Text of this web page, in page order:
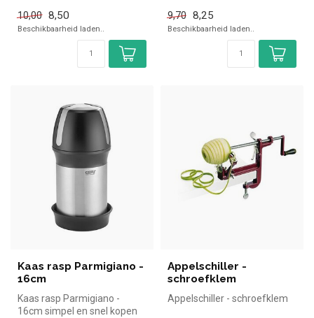
10,00 8,50
Beschikbaarheid laden..
9,70 8,25
Beschikbaarheid laden..
Kaas rasp Parmigiano -
16cm
Kaas rasp Parmigiano -
16cm simpel en snel kopen
Appelschiller -
schroefklem
Appelschiller - schroefklem